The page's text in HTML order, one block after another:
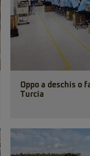
Oppo a deschis o
Turcia